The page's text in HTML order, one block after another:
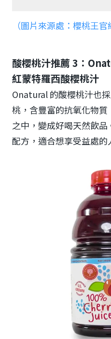
（圖片來源處：櫻桃王官
酸櫻桃汁推薦 3：
紅蒙特羅西酸櫻桃汁
Onatural 的酸櫻桃汁也
桃，含豐富的抗氧化物
之中，變成好喝天然飲
配方，適合想享受益處的